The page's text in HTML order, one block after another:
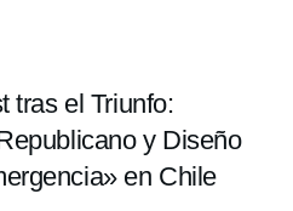
tras el Triunfo:
y Diseño
en Chile